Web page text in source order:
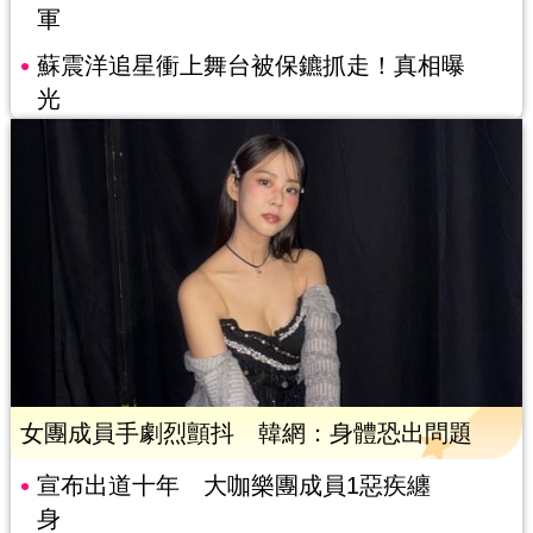
軍
蘇震洋追星衝上舞台被保鑣抓走！真相曝
光
女團成員手劇烈顫抖 韓網：身體恐出問題
宣布出道十年 大咖樂團成員1惡疾纏
身